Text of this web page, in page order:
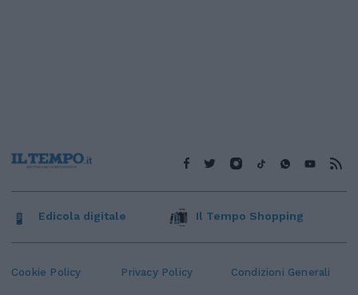
Cookie Policy Privacy Policy Condizioni Generali
Edicola digitale Il Tempo Shopping